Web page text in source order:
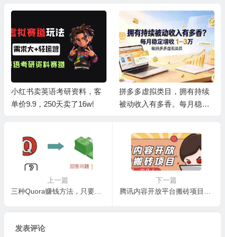
小红书卖英语考研资料，客
单价9.9，250天卖了16w!
拼多多虚拟类目，拥有持续
被动收入有多香。每月稳定
上一篇
三种Quora赚钱方法，只要坚持发布高质量答案，你也能够轻松月入5000美元
下一篇
发表评论